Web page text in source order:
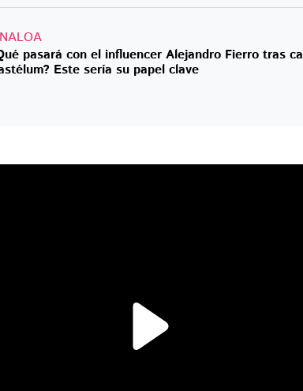
pasará con el influencer Alejandro Fierro tras
Este sería su papel clave